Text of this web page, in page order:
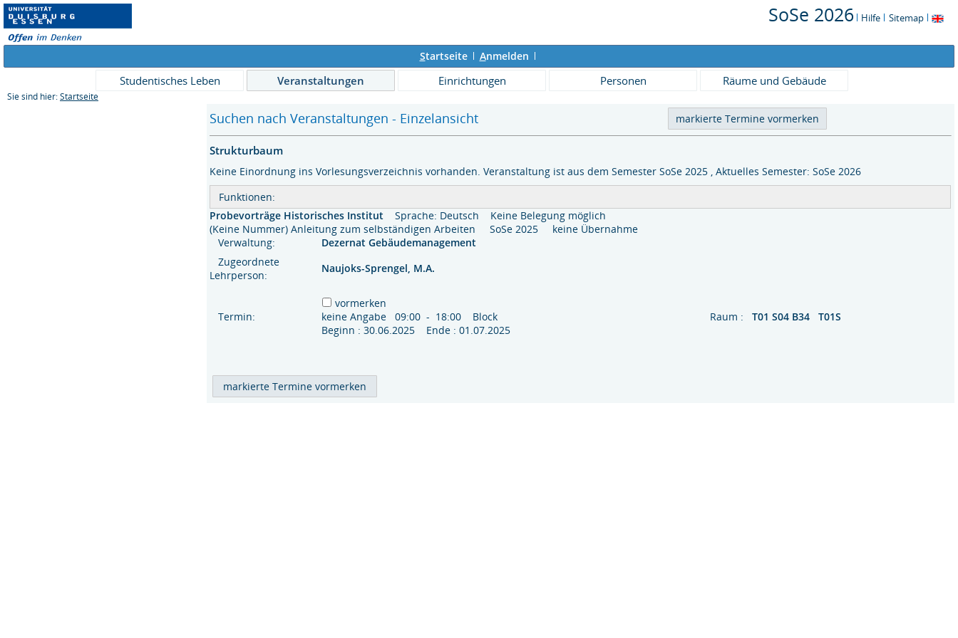
SoSe 2026 Hilfe Sitemap
Startseite Anmelden
Studentisches Leben Veranstaltungen Einrichtungen Personen Räume und Gebäude
Sie sind hier: Startseite
Suchen nach Veranstaltungen - Einzelansicht
Strukturbaum
Keine Einordnung ins Vorlesungsverzeichnis vorhanden. Veranstaltung ist aus dem Semester SoSe 2025 , Aktuelles Semester: SoSe 2026
Funktionen:
Probevorträge Historisches Institut
Sprache: Deutsch
Keine Belegung möglich
(Keine Nummer) Anleitung zum selbständigen Arbeiten SoSe 2025 keine Übernahme
Verwaltung:
Dezernat Gebäudemanagement
Zugeordnete
Lehrperson:
Naujoks-Sprengel, M.A.
vormerken
Termin:
keine Angabe 09:00 - 18:00 Block
Beginn : 30.06.2025 Ende : 01.07.2025
Raum :T01 S04 B34 T01S